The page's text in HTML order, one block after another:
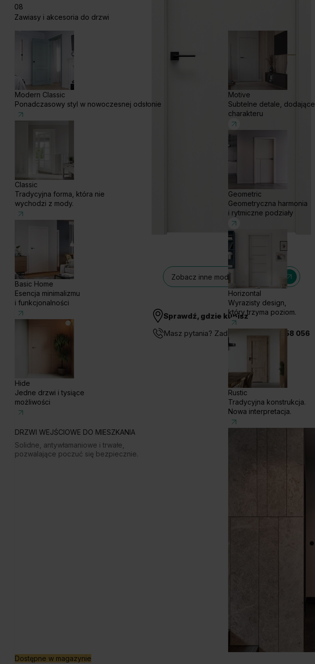
08
Zawiasy i akcesoria do drzwi
Modern Classic
Ponadczasowy styl w nowoczesnej odsłonie
Classic
Tradycyjna forma, która nie
wychodzi z mody.
Basic Home
Esencja minimalizmu
i funkcjonalności
Hide
Jedne drzwi i tysiące
możliwości
Motive
Subtelne detale, dodające
charakteru
Geometric
Geometryczna harmonia
i rytmiczne podziały
Horizontal
Wyrazisty design,
który trzyma poziom.
Rustic
Tradycyjna konstrukcja.
Nowa interpretacja.
DRZWI WEJŚCIOWE DO MIESZKANIA
Solidne, antywłamaniowe i trwałe,
pozwalające poczuć się bezpiecznie.
Dostępne w magazynie
Zobacz inne modele z tej kolekcji
Sprawdź, gdzie kupisz
Masz pytania? Zadzwoń!
+48 585 858 056